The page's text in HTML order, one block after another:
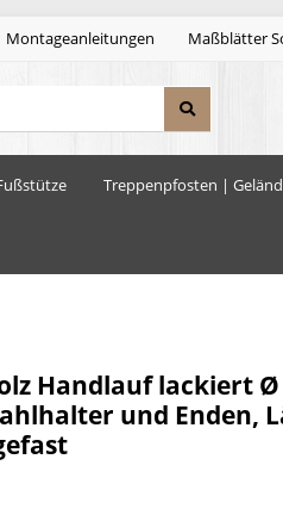
Montageanleitungen Maßblätter
Treppenpfosten |
Handlauf lackiert Ø
und Enden,